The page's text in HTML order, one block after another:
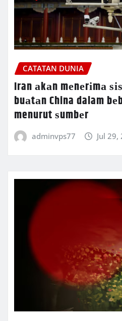
CATATAN DUNIA
Iran аkаn mеnеrіmа
buаtаn China dalam
menurut ѕumbеr
adminvps77 Jul 29,